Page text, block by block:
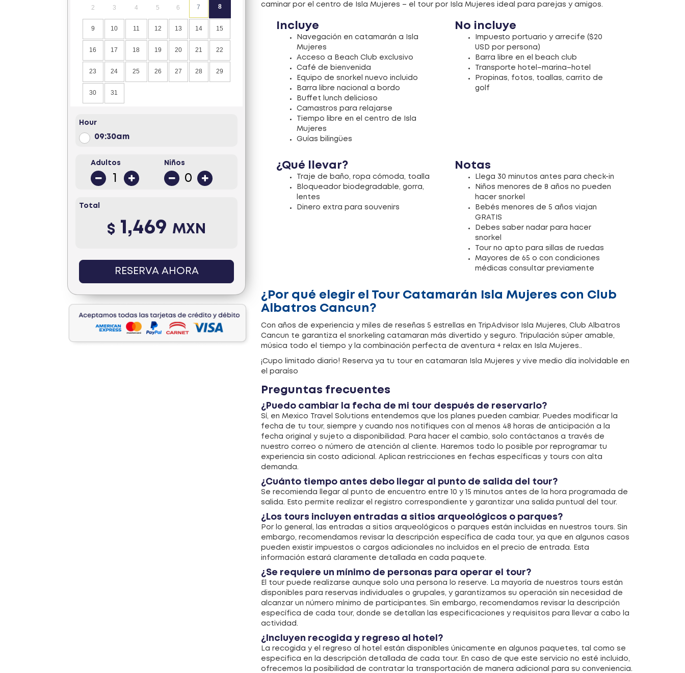
2 3 4 5 6 7 8
9 10 11 12 13 14 15
16 17 18 19 20 21 22
23 24 25 26 27 28 29
30 31
Hour
09:30am
Adultos Niños
Total
$ 1,469 MXN
RESERVA AHORA
caminar por el centro de Isla Mujeres – el tour por Isla Mujeres ideal para parejas y amigos.
Incluye
Navegación en catamarán a Isla
Mujeres
Acceso a Beach Club exclusivo
Café de bienvenida
Equipo de snorkel nuevo incluido
Barra libre nacional a bordo
Buffet lunch delicioso
Camastros para relajarse
Tiempo libre en el centro de Isla
Mujeres
Guías bilingües
No incluye
Impuesto portuario y arrecife ($20
USD por persona)
Barra libre en el beach club
Transporte hotel–marina–hotel
Propinas, fotos, toallas, carrito de
golf
¿Qué llevar?
Traje de baño, ropa cómoda, toalla
Bloqueador biodegradable, gorra,
lentes
Dinero extra para souvenirs
Notas
Llega 30 minutos antes para check-in
Niños menores de 8 años no pueden
hacer snorkel
Bebés menores de 5 años viajan
GRATIS
Debes saber nadar para hacer
snorkel
Tour no apto para sillas de ruedas
Mayores de 65 o con condiciones
médicas consultar previamente
¿Por qué elegir el Tour Catamarán Isla Mujeres con Club
Albatros Cancun?
Con años de experiencia y miles de reseñas 5 estrellas en TripAdvisor Isla Mujeres, Club Albatros
Cancun te garantiza el snorkeling catamaran más divertido y seguro. Tripulación súper amable,
música todo el tiempo y la combinación perfecta de aventura + relax en Isla Mujeres..
¡Cupo limitado diario! Reserva ya tu tour en catamaran Isla Mujeres y vive medio día inolvidable en
el paraíso
Preguntas frecuentes
¿Puedo cambiar la fecha de mi tour después de reservarlo?
Sí, en Mexico Travel Solutions entendemos que los planes pueden cambiar. Puedes modificar la
fecha de tu tour, siempre y cuando nos notifiques con al menos 48 horas de anticipación a la
fecha original y sujeto a disponibilidad. Para hacer el cambio, solo contáctanos a través de
nuestro correo o número de atención al cliente. Haremos todo lo posible por reprogramar tu
experiencia sin costo adicional. Aplican restricciones en fechas específicas y tours con alta
demanda.
¿Cuánto tiempo antes debo llegar al punto de salida del tour?
Se recomienda llegar al punto de encuentro entre 10 y 15 minutos antes de la hora programada de
salida. Esto permite realizar el registro correspondiente y garantizar una salida puntual del tour.
¿Los tours incluyen entradas a sitios arqueológicos o parques?
Por lo general, las entradas a sitios arqueológicos o parques están incluidas en nuestros tours. Sin
embargo, recomendamos revisar la descripción específica de cada tour, ya que en algunos casos
pueden existir impuestos o cargos adicionales no incluidos en el precio de entrada. Esta
información estará claramente detallada en cada paquete.
¿Se requiere un mínimo de personas para operar el tour?
El tour puede realizarse aunque solo una persona lo reserve. La mayoría de nuestros tours están
disponibles para reservas individuales o grupales, y garantizamos su operación sin necesidad de
alcanzar un número mínimo de participantes. Sin embargo, recomendamos revisar la descripción
específica de cada tour, donde se detallan las especificaciones y requisitos para llevar a cabo la
actividad.
¿Incluyen recogida y regreso al hotel?
La recogida y el regreso al hotel están disponibles únicamente en algunos paquetes, tal como se
especifica en la descripción detallada de cada tour. En caso de que este servicio no esté incluido,
ofrecemos la posibilidad de contratar la transportación de manera adicional para su conveniencia.